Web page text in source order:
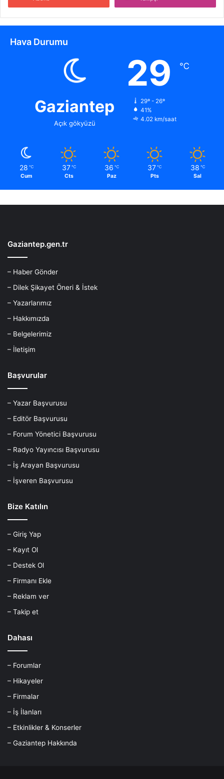
Hava Durumu
Gaziantep
Açık gökyüzü
29 ℃
29º - 26º
41%
4.02 km/saat
28 ℃
Cum
37 ℃
Cts
36 ℃
Paz
37 ℃
Pts
38 ℃
Sal
Gaziantep.gen.tr
– Haber Gönder
– Dilek Şikayet Öneri & İstek
– Yazarlarımız
– Hakkımızda
– Belgelerimiz
– İletişim
Başvurular
– Yazar Başvurusu
– Editör Başvurusu
– Forum Yönetici Başvurusu
– Radyo Yayıncısı Başvurusu
– İş Arayan Başvurusu
– İşveren Başvurusu
Bize Katılın
– Giriş Yap
– Kayıt Ol
– Destek Ol
– Firmanı Ekle
– Reklam ver
– Takip et
Dahası
– Forumlar
– Hikayeler
– Firmalar
– İş İlanları
– Etkinlikler & Konserler
– Gaziantep Hakkında